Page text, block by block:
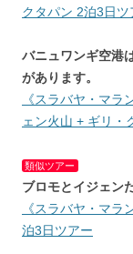
クタパン 2泊3日ツ
バニュワンギ空港
があります。
《スラバヤ・マラ
ェン火山 + ギリ・
類似ツアー
ブロモとイジェン
《スラバヤ・マ
泊3日ツアー